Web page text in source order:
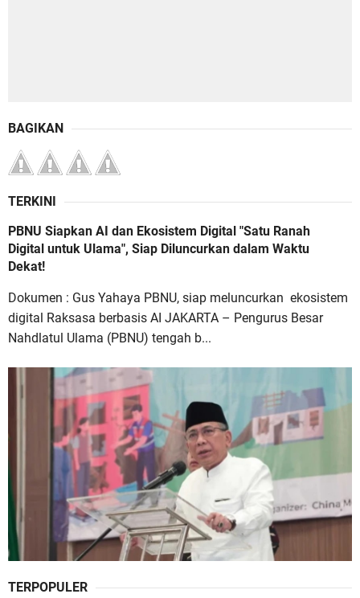
BAGIKAN
TERKINI
PBNU Siapkan AI dan Ekosistem Digital "Satu Ranah
Digital untuk Ulama", Siap Diluncurkan dalam Waktu
Dekat!
Dokumen : Gus Yahaya PBNU, siap meluncurkan ekosistem
digital Raksasa berbasis AI JAKARTA – Pengurus Besar
Nahdlatul Ulama (PBNU) tengah b...
TERPOPULER